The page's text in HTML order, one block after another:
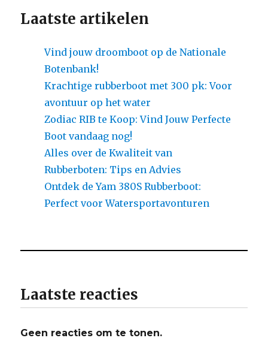
Laatste artikelen
Vind jouw droomboot op de Nationale
Botenbank!
Krachtige rubberboot met 300 pk: Voor
avontuur op het water
Zodiac RIB te Koop: Vind Jouw Perfecte
Boot vandaag nog!
Alles over de Kwaliteit van
Rubberboten: Tips en Advies
Ontdek de Yam 380S Rubberboot:
Perfect voor Watersportavonturen
Laatste reacties
Geen reacties om te tonen.